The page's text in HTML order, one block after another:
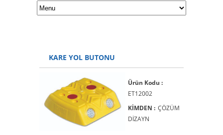
KARE YOL BUTONU
Ürün Kodu :
ET12002
KİMDEN : ÇÖZÜM
DİZAYN